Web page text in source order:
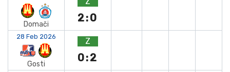
Domači
2:0
28 Feb 2026
Gosti
Z
0:2